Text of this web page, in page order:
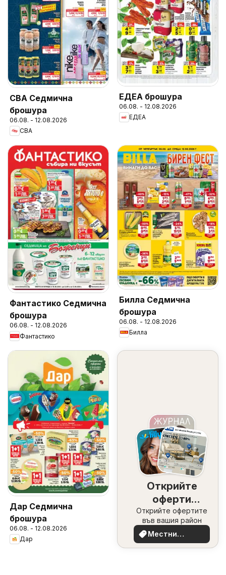
CBA Седмична
брошура
06.08. - 12.08.2026
CBA
ЕДЕА брошура
06.08. - 12.08.2026
ЕДЕА
Фантастико Седмична
брошура
06.08. - 12.08.2026
Фантастико
Билла Седмична
брошура
06.08. - 12.08.2026
Билла
Дар Седмична
брошура
06.08. - 12.08.2026
Дар
Открийте
оферти
наблизо
Открийте офертите
във вашия район
Местни
оферти